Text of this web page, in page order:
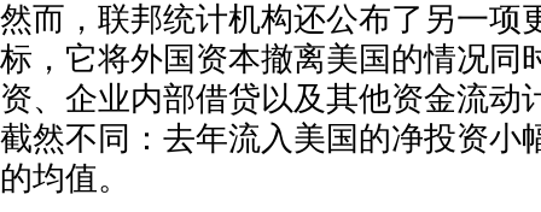
然而，联邦统计机构还公布了另一项
标，它将外国资本撤离美国的情况同
资、企业内部借贷以及其他资金流动
截然不同：去年流入美国的净投资小
的均值。